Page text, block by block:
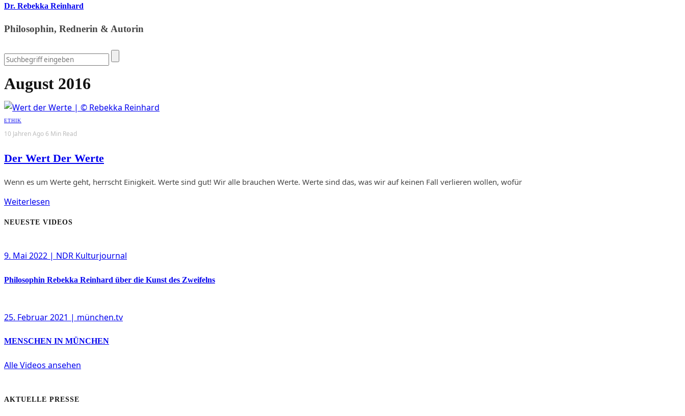
Dr. Rebekka Reinhard
Philosophin, Rednerin & Autorin
August 2016
ETHIK
10 Jahren Ago 6 Min Read
Der Wert Der Werte
Wenn es um Werte geht, herrscht Einigkeit. Werte sind gut! Wir alle brauchen Werte. Werte sind das, was wir auf keinen Fall verlieren wollen, wofür
Weiterlesen
NEUESTE VIDEOS
9. Mai 2022 | NDR Kulturjournal
Philosophin Rebekka Reinhard über die Kunst des Zweifelns
25. Februar 2021 | münchen.tv
MENSCHEN IN MÜNCHEN
Alle Videos ansehen
AKTUELLE PRESSE